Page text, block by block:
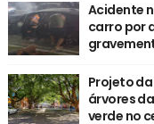
Acidente
carro por
Projeto
árvores
verde no